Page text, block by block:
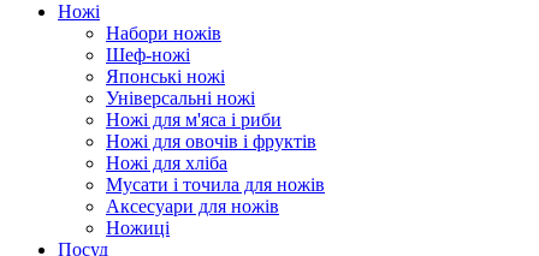
Ножі
Набори ножів
Шеф-ножі
Японські ножі
Універсальні ножі
Ножі для м'яса і риби
Ножі для овочів і фруктів
Ножі для хліба
Мусати і точила для ножів
Аксесуари для ножів
Ножиці
Посуд